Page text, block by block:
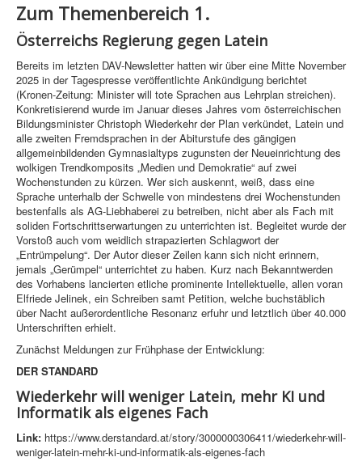
Zum Themenbereich 1.
Österreichs Regierung gegen Latein
Bereits im letzten DAV-Newsletter hatten wir über eine Mitte November
2025 in der Tagespresse veröffentlichte Ankündigung berichtet
(Kronen-Zeitung: Minister will tote Sprachen aus Lehrplan streichen).
Konkretisierend wurde im Januar dieses Jahres vom österreichischen
Bildungsminister Christoph Wiederkehr der Plan verkündet, Latein und
alle zweiten Fremdsprachen in der Abiturstufe des gängigen
allgemeinbildenden Gymnasialtyps zugunsten der Neueinrichtung des
wolkigen Trendkomposits „Medien und Demokratie“ auf zwei
Wochenstunden zu kürzen. Wer sich auskennt, weiß, dass eine
Sprache unterhalb der Schwelle von mindestens drei Wochenstunden
bestenfalls als AG-Liebhaberei zu betreiben, nicht aber als Fach mit
soliden Fortschrittserwartungen zu unterrichten ist. Begleitet wurde der
Vorstoß auch vom weidlich strapazierten Schlagwort der
„Entrümpelung“. Der Autor dieser Zeilen kann sich nicht erinnern,
jemals „Gerümpel“ unterrichtet zu haben. Kurz nach Bekanntwerden
des Vorhabens lancierten etliche prominente Intellektuelle, allen voran
Elfriede Jelinek, ein Schreiben samt Petition, welche buchstäblich
über Nacht außerordentliche Resonanz erfuhr und letztlich über 40.000
Unterschriften erhielt.
Zunächst Meldungen zur Frühphase der Entwicklung:
DER STANDARD
Wiederkehr will weniger Latein, mehr KI und
Informatik als eigenes Fach
Link: https://www.derstandard.at/story/3000000306411/wiederkehr-will-
weniger-latein-mehr-ki-und-informatik-als-eigenes-fach